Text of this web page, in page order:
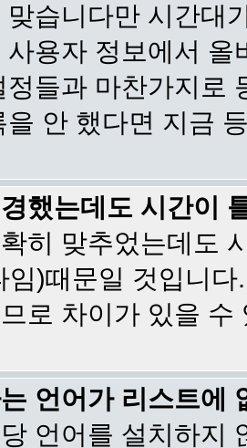
맞습니다만 시간대
사용자 정보에서
정들과 마찬가지로
을 안 했다면 지금
했는데도 시간이
히 맞추었는데도
임)때문일 것입니
로 차이가 있을 수
언어가 리스트에
언어를 설치하지